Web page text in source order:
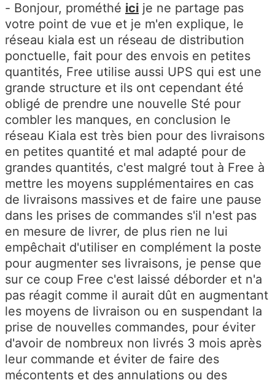
- Bonjour, prométhé ici je ne partage pas
votre point de vue et je m'en explique, le
réseau kiala est un réseau de distribution
ponctuelle, fait pour des envois en petites
quantités, Free utilise aussi UPS qui est une
grande structure et ils ont cependant été
obligé de prendre une nouvelle Sté pour
combler les manques, en conclusion le
réseau Kiala est très bien pour des livraisons
en petites quantité et mal adapté pour de
grandes quantités, c'est malgré tout à Free à
mettre les moyens supplémentaires en cas
de livraisons massives et de faire une pause
dans les prises de commandes s'il n'est pas
en mesure de livrer, de plus rien ne lui
empêchait d'utiliser en complément la poste
pour augmenter ses livraisons, je pense que
sur ce coup Free c'est laissé déborder et n'a
pas réagit comme il aurait dût en augmentant
les moyens de livraison ou en suspendant la
prise de nouvelles commandes, pour éviter
d'avoir de nombreux non livrés 3 mois après
leur commande et éviter de faire des
mécontents et des annulations ou des